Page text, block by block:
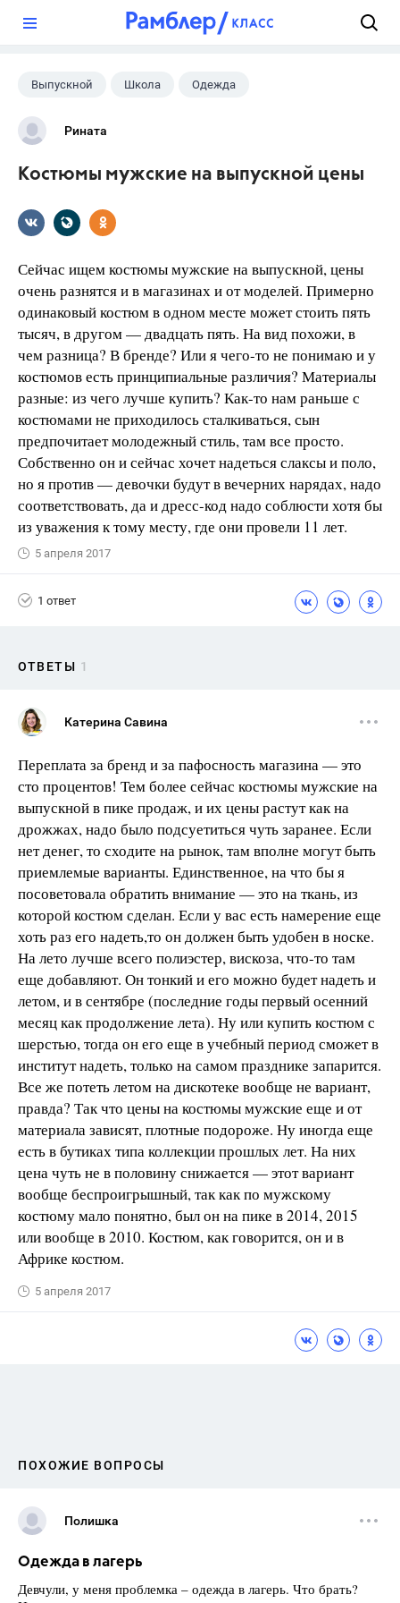
Выпускной Школа Одежда
Рината
Костюмы мужские на выпускной цены
Сейчас ищем костюмы мужские на выпускной, цены
очень разнятся и в магазинах и от моделей. Примерно
одинаковый костюм в одном месте может стоить пять
тысяч, в другом — двадцать пять. На вид похожи, в
чем разница? В бренде? Или я чего-то не понимаю и у
костюмов есть принципиальные различия? Материалы
разные: из чего лучше купить? Как-то нам раньше с
костюмами не приходилось сталкиваться, сын
предпочитает молодежный стиль, там все просто.
Собственно он и сейчас хочет надеться слаксы и поло,
но я против — девочки будут в вечерних нарядах, надо
соответствовать, да и дресс-код надо соблюсти хотя бы
из уважения к тому месту, где они провели 11 лет.
5 апреля 2017
1 ответ
ОТВЕТЫ 1
Катерина Савина
Переплата за бренд и за пафосность магазина — это
сто процентов! Тем более сейчас костюмы мужские на
выпускной в пике продаж, и их цены растут как на
дрожжах, надо было подсуетиться чуть заранее. Если
нет денег, то сходите на рынок, там вполне могут быть
приемлемые варианты. Единственное, на что бы я
посоветовала обратить внимание — это на ткань, из
которой костюм сделан. Если у вас есть намерение еще
хоть раз его надеть,то он должен быть удобен в носке.
На лето лучше всего полиэстер, вискоза, что-то там
еще добавляют. Он тонкий и его можно будет надеть и
летом, и в сентябре (последние годы первый осенний
месяц как продолжение лета). Ну или купить костюм с
шерстью, тогда он его еще в учебный период сможет в
институт надеть, только на самом празднике запарится.
Все же потеть летом на дискотеке вообще не вариант,
правда? Так что цены на костюмы мужские еще и от
материала зависят, плотные подороже. Ну иногда еще
есть в бутиках типа коллекции прошлых лет. На них
цена чуть не в половину снижается — этот вариант
вообще беспроигрышный, так как по мужскому
костюму мало понятно, был он на пике в 2014, 2015
или вообще в 2010. Костюм, как говорится, он и в
Африке костюм.
5 апреля 2017
ПОХОЖИЕ ВОПРОСЫ
Полишка
Одежда в лагерь
Девчули, у меня проблемка – одежда в лагерь. Что брать?